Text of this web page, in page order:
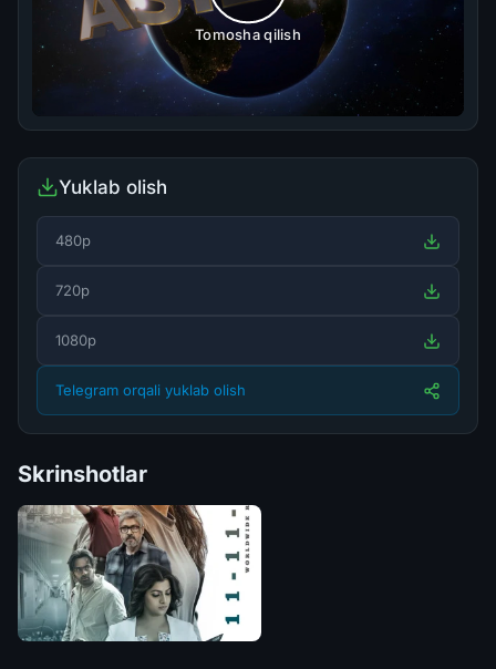
Tomosha qilish
Yuklab olish
480p
720p
1080p
Telegram orqali yuklab olish
Skrinshotlar